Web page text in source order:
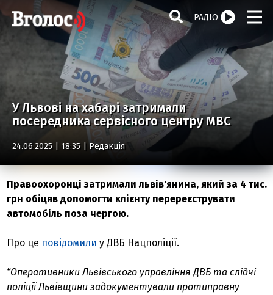
РАДІО
У Львові на хабарі затримали
посередника сервісного центру МВС
24.06.2025 | 18:35 | Редакція
Правоохоронці затримали львів'янина, який за 4 тис.
грн обіцяв допомогти клієнту перереєструвати
автомобіль поза чергою.
Про це повідомилиу ДВБ Нацполіції.
“Оперативники Львівського управління ДВБ та слідчі
поліції Львівщини задокументували протиправну